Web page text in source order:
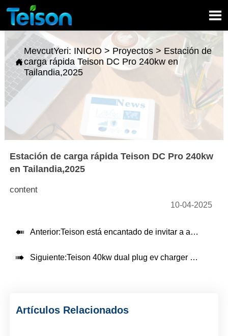


MevcutYeri: INICIO> Proyectos> Estación de
carga rápida Teison DC Pro 240kw en
Tailandia,2025
Estación de carga rápida Teison DC Pro 240kw
en Tailandia,2025
content
10-04-2025
 Anterior:Teison está encantado de invitar a amigos y socios que comparten nuestra pasión por el futuro de las nuevas energías y las soluciones de recarga de vehículos eléctricos a unirse a nosotros en EVIS 2025.
 Siguiente:Teison 40kw dual plug ev charger PTT OR Station en Tailandia, 2025
Artículos Relacionados